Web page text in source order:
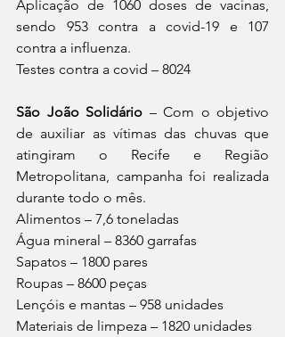
Aplicação de 1060 doses de vacinas,
sendo 953 contra a covid-19 e 107
contra a influenza.
Testes contra a covid – 8024
São João Solidário – Com o objetivo
de auxiliar as vítimas das chuvas que
atingiram o Recife e Região
Metropolitana, campanha foi realizada
durante todo o mês.
Alimentos – 7,6 toneladas
Água mineral – 8360 garrafas
Sapatos – 1800 pares
Roupas – 8600 peças
Lençóis e mantas – 958 unidades
Materiais de limpeza – 1820 unidades